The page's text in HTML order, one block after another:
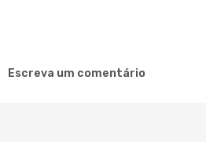
Escreva um comentário